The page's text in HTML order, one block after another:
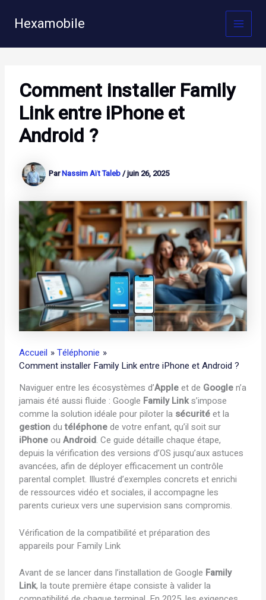
contenuHexamobile
Comment installer Family
Link entre iPhone et
Android ?
ParNassim Aït Taleb/juin 26, 2025
Accueil
Téléphonie
Comment installer Family Link entre iPhone et Android ?
Naviguer entre les écosystèmes d’Appleet de Googlen’a
jamais été aussi fluide : Google Family Links’impose
comme la solution idéale pour piloter la sécuritéet la
gestiondutéléphonede votre enfant, qu’il soit sur
iPhoneouAndroid. Ce guide détaille chaque étape,
depuis la vérification des versions d’OS jusqu’aux astuces
avancées, afin de déployer efficacement un contrôle
parental complet. Illustré d’exemples concrets et enrichi
de ressources vidéo et sociales, il accompagne les
parents curieux vers une supervision sans compromis.
Vérification de la compatibilité et préparation des
appareils pour Family Link
Avant de se lancer dans l’installation de Google Family
Link, la toute première étape consiste à valider la